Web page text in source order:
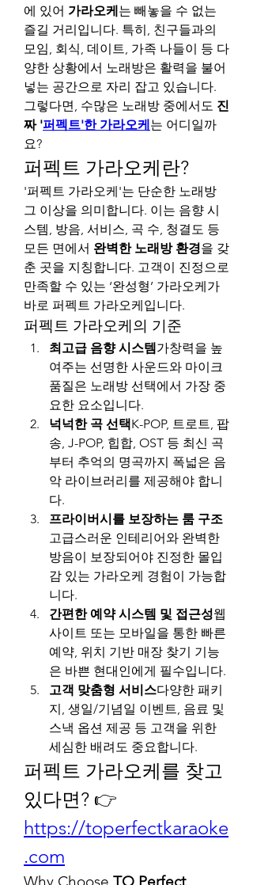
에 있어 가라오케는 빼놓을 수 없는
즐길 거리입니다. 특히, 친구들과의
모임, 회식, 데이트, 가족 나들이 등 다
양한 상황에서 노래방은 활력을 불어
넣는 공간으로 자리 잡고 있습니다.
그렇다면, 수많은 노래방 중에서도 진
짜 '퍼펙트'한 가라오케는 어디일까
요?
퍼펙트 가라오케란?
'퍼펙트 가라오케'는 단순한 노래방
그 이상을 의미합니다. 이는 음향 시
스템, 방음, 서비스, 곡 수, 청결도 등
모든 면에서 완벽한 노래방 환경을 갖
춘 곳을 지칭합니다. 고객이 진정으로
만족할 수 있는 ‘완성형’ 가라오케가
바로 퍼펙트 가라오케입니다.
퍼펙트 가라오케의 기준
최고급 음향 시스템가창력을 높
여주는 선명한 사운드와 마이크
품질은 노래방 선택에서 가장 중
요한 요소입니다.
넉넉한 곡 선택K-POP, 트로트, 팝
송, J-POP, 힙합, OST 등 최신 곡
부터 추억의 명곡까지 폭넓은 음
악 라이브러리를 제공해야 합니
다.
프라이버시를 보장하는 룸 구조
고급스러운 인테리어와 완벽한
방음이 보장되어야 진정한 몰입
감 있는 가라오케 경험이 가능합
니다.
간편한 예약 시스템 및 접근성웹
사이트 또는 모바일을 통한 빠른
예약, 위치 기반 매장 찾기 기능
은 바쁜 현대인에게 필수입니다.
고객 맞춤형 서비스다양한 패키
지, 생일/기념일 이벤트, 음료 및
스낵 옵션 제공 등 고객을 위한
세심한 배려도 중요합니다.
퍼펙트 가라오케를 찾고
https://toperfectkaraoke
.com